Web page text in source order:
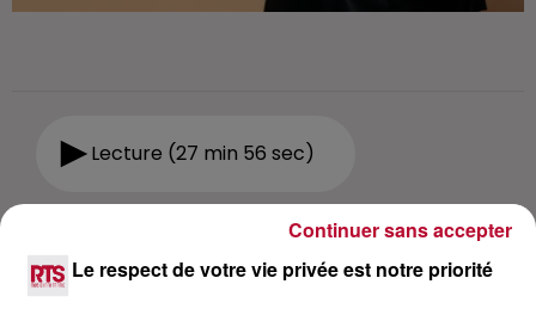
Lecture (27 min 56 sec)
RTS
12 janvier 2022 - 27 min 56 sec
Le respect de votre vie privée est notre priorité
Continuer sans accepter